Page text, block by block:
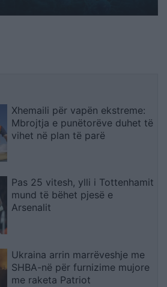
Xhemaili për vapën ekstreme:
Mbrojtja e punëtorëve duhet të
vihet në plan të parë
Pas 25 vitesh, ylli i Tottenhamit
mund të bëhet pjesë e
Arsenalit
Ukraina arrin marrëveshje me
SHBA-në për furnizime mujore
me raketa Patriot